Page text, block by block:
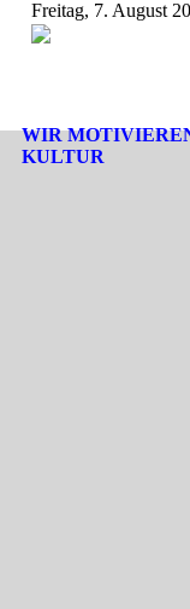
Freitag, 7. August
WIR
KULTUR